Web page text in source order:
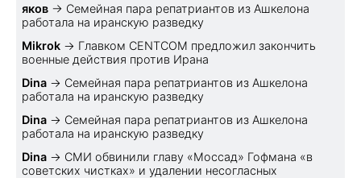
яков → Семейная пара репатриантов из Ашкелона
работала на иранскую разведку
Mikrok → Главком CENTCOM предложил закончить
военные действия против Ирана
Dina → Семейная пара репатриантов из Ашкелона
работала на иранскую разведку
Dina → Семейная пара репатриантов из Ашкелона
работала на иранскую разведку
Dina → СМИ обвинили главу «Моссад» Гофмана «в
советских чистках» и удалении несогласных